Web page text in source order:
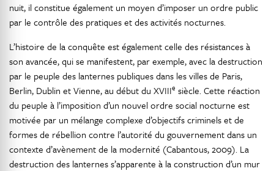
nuit, il constitue également un moyen d’imposer un ordre public
par le contrôle des pratiques et des activités nocturnes.
L’histoire de la conquête est également celle des résistances à
son avancée, qui se manifestent, par exemple, avec la destruction
par le peuple des lanternes publiques dans les villes de Paris,
Berlin, Dublin et Vienne, au début du XVIIIe siècle. Cette réaction
du peuple à l’imposition d’un nouvel ordre social nocturne est
motivée par un mélange complexe d’objectifs criminels et de
formes de rébellion contre l’autorité du gouvernement dans un
contexte d’avènement de la modernité (Cabantous, 2009). La
destruction des lanternes s’apparente à la construction d’un mur